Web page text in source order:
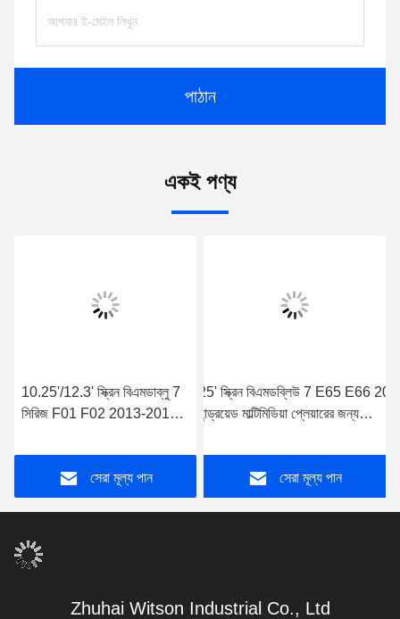
পাঠান
একই পণ্য
10.25'/12.3' স্ক্রিন বিএমডাব্লু 7
সিরিজ F01 F02 2013-2015
প্লেয়ারের জন্য
সেরা মূল্য পান
8.8'/10.25' স্ক্রিন বিএমডব্লিউ 7 E65 E66
2009 অ্যান্ড্রয়েড মাল্টিমিডিয়া প্লেয়ারের জন্য
সেরা মূল্য পান
Zhuhai Witson Industrial Co., Ltd